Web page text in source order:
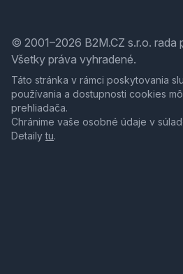
© 2001–2026 B2M.CZ s.r.o. rada
Všetky práva vyhradené.
Táto stránka v rámci poskytovania
používania a dostupnosti cookies
prehliadača.
Chránime vaše osobné údaje v
Detailytu.